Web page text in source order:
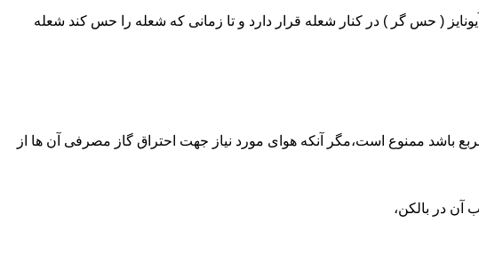
( حس گر ) در کنار شعله قرار دارد و تا زمانی که شعله را حس کند شعله
سوز پر مصرف مانند آبگرمکن در واحدهای مسکونی و غیر مسکونی که مسحت آن ها کمتر از 60 متر مربع باشد ممنوع است،مگر آنکه هوای مورد نیاز جهت احتراق گاز مصرفی آن ها از
در بالکن،